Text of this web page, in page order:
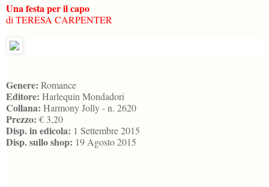
Una festa per il capo
di TERESA CARPENTER
Genere: Romance
Editore: Harlequin Mondadori
Collana: Harmony Jolly - n. 2620
Prezzo: € 3,20
Disp. in edicola: 1 Settembre 2015
Disp. sullo shop: 19 Agosto 2015